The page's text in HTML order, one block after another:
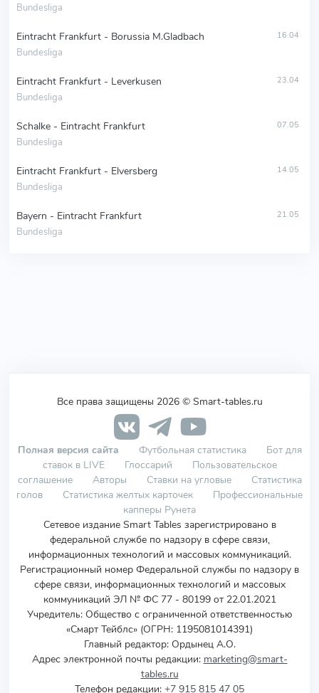
Bundesliga
Eintracht Frankfurt - Borussia M.Gladbach
Bundesliga
16.04
Eintracht Frankfurt - Leverkusen
Bundesliga
23.04
Schalke - Eintracht Frankfurt
Bundesliga
07.05
Eintracht Frankfurt - Elversberg
Bundesliga
14.05
Bayern - Eintracht Frankfurt
Bundesliga
21.05
Все права защищены 2026 © Smart-tables.ru
Полная версия сайта Футбольная статистика
Бот для
ставок в LIVE
Глоссарий
Пользовательское
соглашение
Авторы Ставки на угловые
Статистика
голов
Статистика желтых карточек
Профессиональные
капперы Рунета
Сетевое издание Smart Tables зарегистрировано в
федеральной службе по надзору в сфере связи,
информационных технологий и массовых коммуникаций.
Регистрационный номер Федеральной службы по надзору в
сфере связи, информационных технологий и массовых
коммуникаций ЭЛ № ФС 77 - 80199 от 22.01.2021
Учредитель: Общество с ограниченной ответственностью
«Смарт Тейблс» (ОГРН: 1195081014391)
Главный редактор: Ордынец А.О.
Адрес электронной почты редакции: marketing@smart-
tables.ru
Телефон редакции: +7 915 815 47 05